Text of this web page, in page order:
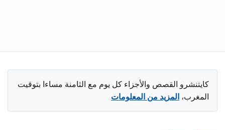
كايتنشرو القصص والأجزاء كل يوم مع الثامنة مساءا بتوقيت
المغرب، المزيد من المعلومات